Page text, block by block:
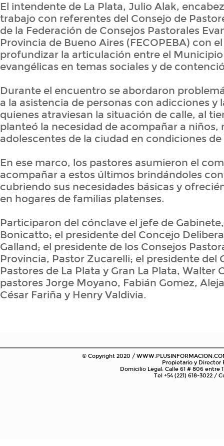
El intendente de La Plata, Julio Alak,
trabajo con referentes del Consejo de
de la Federación de Consejos Pastorales
Provincia de Bueno Aires (FECOPEBA) con
profundizar la articulación entre el Municipio
evangélicas en temas sociales y de
Durante el encuentro se abordaron
a la asistencia de personas con adicciones y
quienes atraviesan la situación de calle, al
planteó la necesidad de acompañar a niños,
adolescentes de la ciudad en condiciones
En ese marco, los pastores asumieron el
acompañar a estos últimos brindándoles
cubriendo sus necesidades básicas y
en hogares de familias platenses.
Participaron del cónclave el jefe de
Bonicatto; el presidente del Concejo
Galland; el presidente de los Consejos
Provincia, Pastor Zucarelli; el presidente del
Pastores de La Plata y Gran La Plata, Walter
pastores Jorge Moyano, Fabián Gomez,
César Fariña y Henry Valdivia.
© Copyright 2020 /
Propietario y Director
Domicilio Legal: Calle 61 # 806 entre
Tel +54 (221) 618-3022 /